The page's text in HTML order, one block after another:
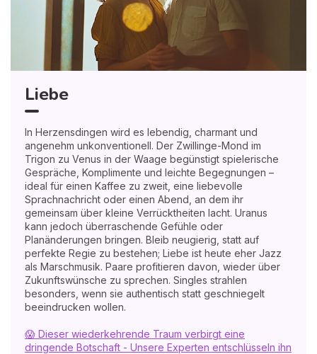
Liebe
In Herzensdingen wird es lebendig, charmant und
angenehm unkonventionell. Der Zwillinge-Mond im
Trigon zu Venus in der Waage begünstigt spielerische
Gespräche, Komplimente und leichte Begegnungen –
ideal für einen Kaffee zu zweit, eine liebevolle
Sprachnachricht oder einen Abend, an dem ihr
gemeinsam über kleine Verrücktheiten lacht. Uranus
kann jedoch überraschende Gefühle oder
Planänderungen bringen. Bleib neugierig, statt auf
perfekte Regie zu bestehen; Liebe ist heute eher Jazz
als Marschmusik. Paare profitieren davon, wieder über
Zukunftswünsche zu sprechen. Singles strahlen
besonders, wenn sie authentisch statt geschniegelt
beeindrucken wollen.
😱 Dieser wiederkehrende Traum verbirgt eine
dringende Botschaft - Unsere Experten entschlüsseln ihn